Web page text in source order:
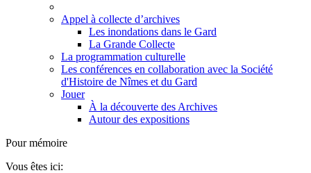
Appel à collecte d’archives
Les inondations dans le Gard
La Grande Collecte
La programmation culturelle
Les conférences en collaboration avec la Société
d'Histoire de Nîmes et du Gard
Jouer
À la découverte des Archives
Autour des expositions
Pour mémoire
Vous êtes ici: